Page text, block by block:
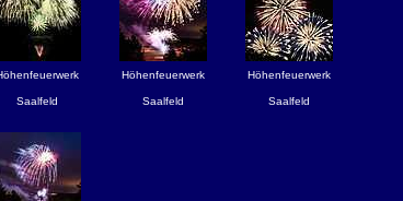
Saalfeld
Höhenfeuerwerk
Saalfeld
Höhenfeuerwerk
Saalfeld